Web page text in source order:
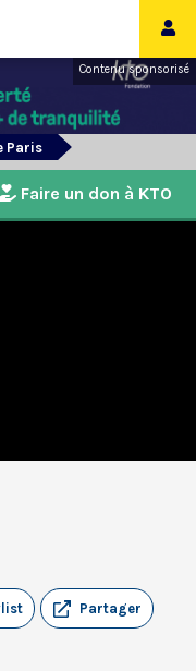
Contenu sponsorisé
Paris
Partager
Faire un don à KTO